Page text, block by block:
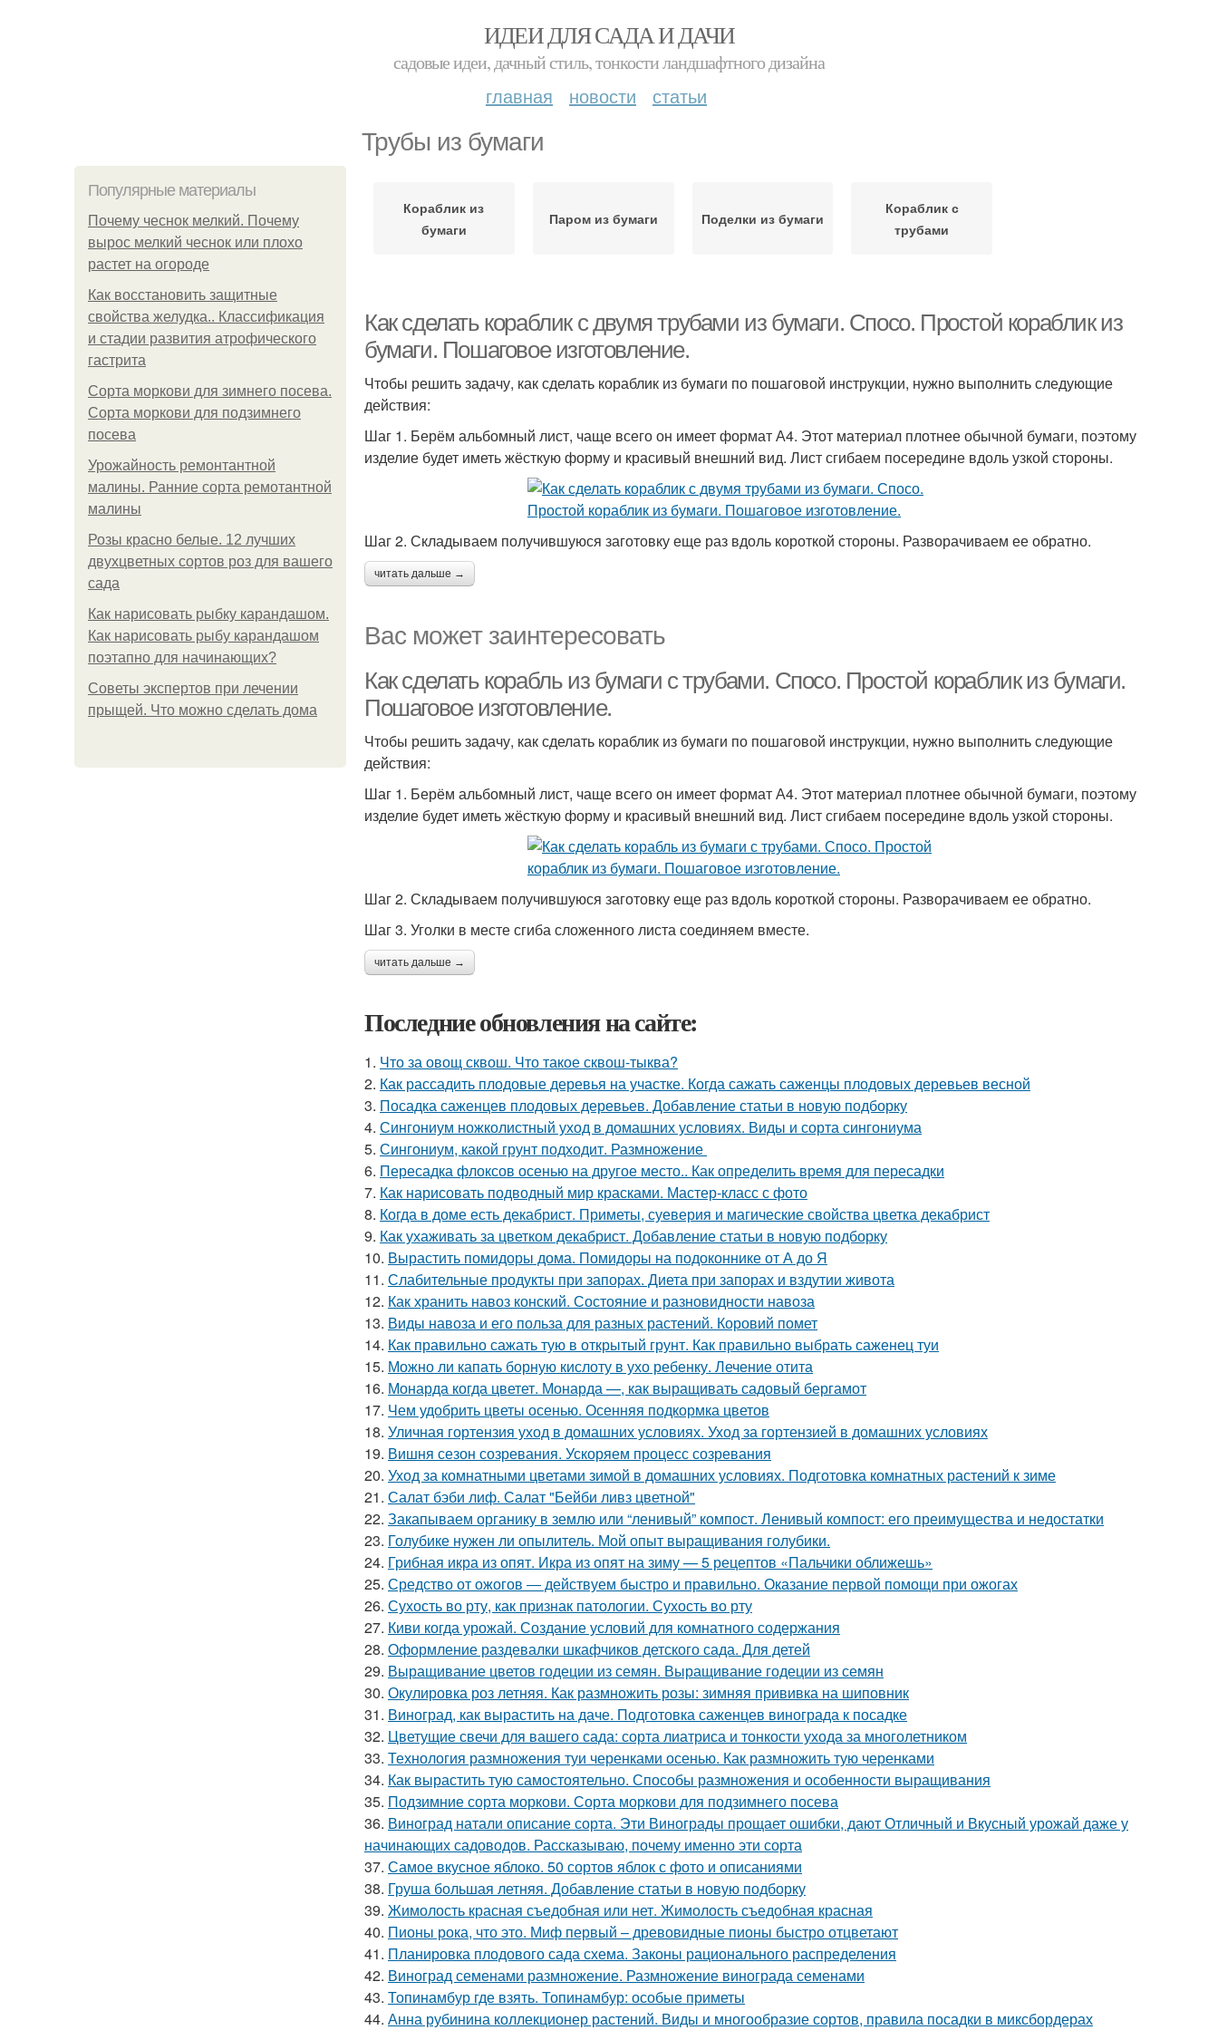
ИДЕИ ДЛЯ САДА И ДАЧИ
садовые идеи, дачный стиль, тонкости ландшафтного дизайна
главная новости статьи
Трубы из бумаги
Популярные материалы
Почему чеснок мелкий. Почему
вырос мелкий чеснок или плохо
растет на огороде
Как восстановить защитные
свойства желудка.. Классификация
и стадии развития атрофического
гастрита
Сорта моркови для зимнего посева.
Сорта моркови для подзимнего
посева
Урожайность ремонтантной
малины. Ранние сорта ремотантной
малины
Розы красно белые. 12 лучших
двухцветных сортов роз для вашего
сада
Как нарисовать рыбку карандашом.
Как нарисовать рыбу карандашом
поэтапно для начинающих?
Советы экспертов при лечении
прыщей. Что можно сделать дома
Кораблик из
бумаги
Паром из бумаги Поделки из бумаги
Кораблик с
трубами
Как сделать кораблик с двумя трубами из бумаги. Спосо. Простой кораблик из
бумаги. Пошаговое изготовление.
Чтобы решить задачу, как сделать кораблик из бумаги по пошаговой инструкции, нужно выполнить следующие
действия:
Шаг 1. Берём альбомный лист, чаще всего он имеет формат А4. Этот материал плотнее обычной бумаги, поэтому
изделие будет иметь жёсткую форму и красивый внешний вид. Лист сгибаем посередине вдоль узкой стороны.
Шаг 2. Складываем получившуюся заготовку еще раз вдоль короткой стороны. Разворачиваем ее обратно.
читать дальше →
Вас может заинтересовать
Как сделать корабль из бумаги с трубами. Спосо. Простой кораблик из бумаги.
Пошаговое изготовление.
Чтобы решить задачу, как сделать кораблик из бумаги по пошаговой инструкции, нужно выполнить следующие
действия:
Шаг 1. Берём альбомный лист, чаще всего он имеет формат А4. Этот материал плотнее обычной бумаги, поэтому
изделие будет иметь жёсткую форму и красивый внешний вид. Лист сгибаем посередине вдоль узкой стороны.
Шаг 2. Складываем получившуюся заготовку еще раз вдоль короткой стороны. Разворачиваем ее обратно.
Шаг 3. Уголки в месте сгиба сложенного листа соединяем вместе.
читать дальше →
Последние обновления на сайте:
1. Что за овощ сквош. Что такое сквош-тыква?
2. Как рассадить плодовые деревья на участке. Когда сажать саженцы плодовых деревьев весной
3. Посадка саженцев плодовых деревьев. Добавление статьи в новую подборку
4. Сингониум ножколистный уход в домашних условиях. Виды и сорта сингониума
5. Сингониум, какой грунт подходит. Размножение
6. Пересадка флоксов осенью на другое место.. Как определить время для пересадки
7. Как нарисовать подводный мир красками. Мастер-класс с фото
8. Когда в доме есть декабрист. Приметы, суеверия и магические свойства цветка декабрист
9. Как ухаживать за цветком декабрист. Добавление статьи в новую подборку
10. Вырастить помидоры дома. Помидоры на подоконнике от А до Я
11. Слабительные продукты при запорах. Диета при запорах и вздутии живота
12. Как хранить навоз конский. Состояние и разновидности навоза
13. Виды навоза и его польза для разных растений. Коровий помет
14. Как правильно сажать тую в открытый грунт. Как правильно выбрать саженец туи
15. Можно ли капать борную кислоту в ухо ребенку. Лечение отита
16. Монарда когда цветет. Монарда —, как выращивать садовый бергамот
17. Чем удобрить цветы осенью. Осенняя подкормка цветов
18. Уличная гортензия уход в домашних условиях. Уход за гортензией в домашних условиях
19. Вишня сезон созревания. Ускоряем процесс созревания
20. Уход за комнатными цветами зимой в домашних условиях. Подготовка комнатных растений к зиме
21. Салат бэби лиф. Салат "Бейби ливз цветной"
22. Закапываем органику в землю или “ленивый” компост. Ленивый компост: его преимущества и недостатки
23. Голубике нужен ли опылитель. Мой опыт выращивания голубики.
24. Грибная икра из опят. Икра из опят на зиму — 5 рецептов «Пальчики оближешь»
25. Средство от ожогов ― действуем быстро и правильно. Оказание первой помощи при ожогах
26. Сухость во рту, как признак патологии. Сухость во рту
27. Киви когда урожай. Создание условий для комнатного содержания
28. Оформление раздевалки шкафчиков детского сада. Для детей
29. Выращивание цветов годеции из семян. Выращивание годеции из семян
30. Окулировка роз летняя. Как размножить розы: зимняя прививка на шиповник
31. Виноград, как вырастить на даче. Подготовка саженцев винограда к посадке
32. Цветущие свечи для вашего сада: сорта лиатриса и тонкости ухода за многолетником
33. Технология размножения туи черенками осенью. Как размножить тую черенками
34. Как вырастить тую самостоятельно. Способы размножения и особенности выращивания
35. Подзимние сорта моркови. Сорта моркови для подзимнего посева
36. Виноград натали описание сорта. Эти Винограды прощает ошибки, дают Отличный и Вкусный урожай даже у
начинающих садоводов. Рассказываю, почему именно эти сорта
37. Самое вкусное яблоко. 50 сортов яблок с фото и описаниями
38. Груша большая летняя. Добавление статьи в новую подборку
39. Жимолость красная съедобная или нет. Жимолость съедобная красная
40. Пионы рока, что это. Миф первый – древовидные пионы быстро отцветают
41. Планировка плодового сада схема. Законы рационального распределения
42. Виноград семенами размножение. Размножение винограда семенами
43. Топинамбур где взять. Топинамбур: особые приметы
44. Анна рубинина коллекционер растений. Виды и многообразие сортов, правила посадки в миксбордерах